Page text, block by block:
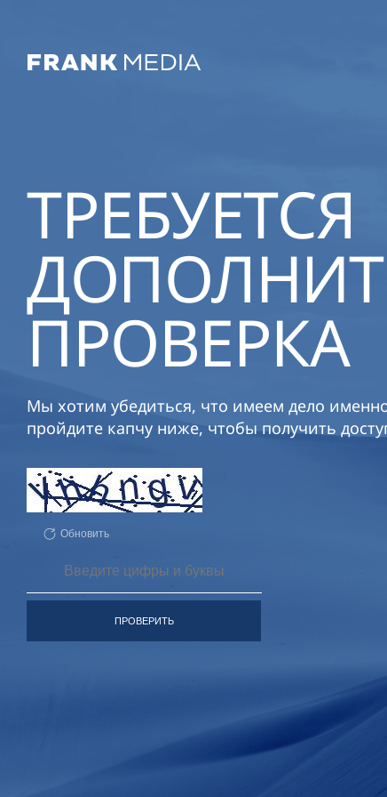
ТРЕБУЕТСЯ
ПРОВЕРКА
Мы хотим убедиться, что имеем дело
пройдите капчу ниже, чтобы получить
Обновить
ПРОВЕРИТЬ